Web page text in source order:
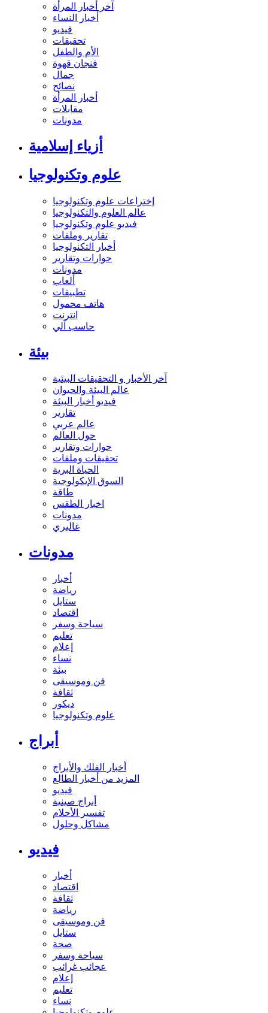
آخر أخبار المرأة
أخبار النساء
فيديو
تحقيقات
الأم والطفل
فنجان قهوة
جمال
نصائح
أخبار المرأة
مقابلات
مدونات
أزياء إسلامية
علوم وتكنولوجيا
إختراعات علوم وتكنولوجيا
عالم العلوم والتكنولوجيا
فيديو علوم وتكنولوجيا
تقارير وملفات
أخبار التكنولوجيا
حوارات وتقارير
مدونات
ألعاب
تطبيقات
هاتف محمول
انترنت
حاسب آلي
بيئة
آخر الأخبار و التحقيقات البيئية
عالم البيئة والحيوان
فيديو أخبار البيئة
تقارير
عالم عربي
حول العالم
حوارات وتقارير
تحقيقات وملفات
الحياة البرية
السوق الإيكولوجية
طاقة
اخبار الطقس
مدونات
غاليري
مدونات
أخبار
رياضة
ستايل
اقتصاد
سياحة وسفر
تعليم
إعلام
نساء
بيئة
فن وموسيقى
ثقافة
ديكور
علوم وتكنولوجيا
أبراج
أخبار الفلك والأبراج
المزيد من أخبار الطالع
فيديو
أبراج صينية
تفسير الأحلام
مشاكل وحلول
فيديو
أخبار
اقتصاد
ثقافة
رياضة
فن وموسيقى
ستايل
صحة
سياحة وسفر
عجائب غرائب
إعلام
تعليم
نساء